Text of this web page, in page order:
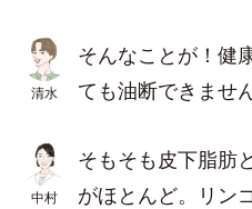
清水
そんなことが！健
ても油断できませ
中村
そもそも皮下脂肪
がほとんど。リン